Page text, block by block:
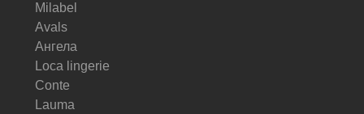
Milabel
Avals
Ангела
Loca lingerie
Conte
Lauma